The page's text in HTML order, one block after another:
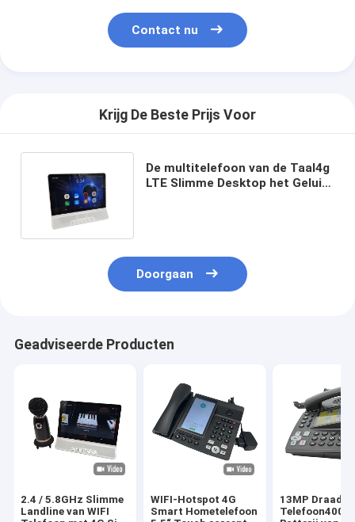
Contact nu
Krijg De Beste Prijs Voor
De multitelefoon van de Taal4g
LTE Slimme Desktop het Geluid
Doorgaan
Geadviseerde Producten
2.4 / 5.8GHz Slimme
Landline van WIFI
WIFI-Hotspot 4G
Smart Hometelefoon
13MP